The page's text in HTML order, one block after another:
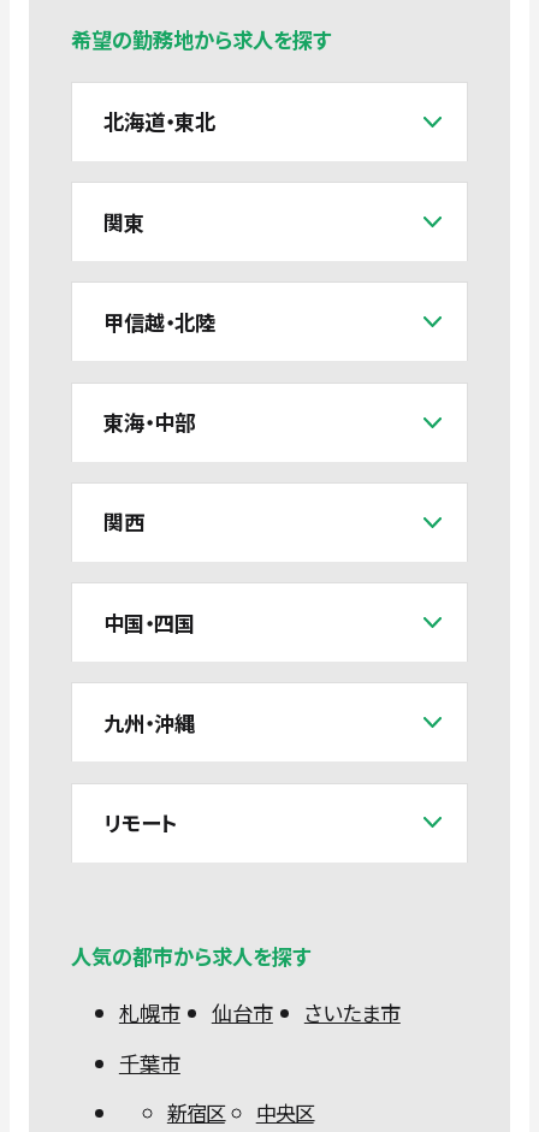
希望の勤務地から求人を探す
北海道・東北
関東
甲信越・北陸
東海・中部
関西
中国・四国
九州・沖縄
リモート
人気の都市から求人を探す
札幌市
仙台市
さいたま市
千葉市
新宿区
中央区